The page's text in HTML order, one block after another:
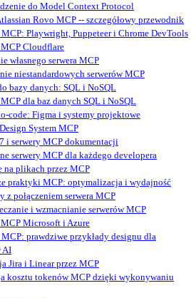
do Model Context Protocol
Rovo MCP -- szczegółowy przewodnik
Playwright, Puppeteer i Chrome DevTools
MCP Cloudflare
własnego serwera MCP
niestandardowych serwerów MCP
bazy danych: SQL i NoSQL
dla baz danych SQL i NoSQL
code: Figma i systemy projektowe
System MCP
i serwery MCP dokumentacji
serwery MCP dla każdego developera
na plikach przez MCP
praktyki MCP: optymalizacja i wydajność
z połączeniem serwera MCP
i wzmacnianie serwerów MCP
MCP Microsoft i Azure
prawdziwe przykłady designu dla
AI
Jira i Linear przez MCP
kosztu tokenów MCP dzięki wykonywaniu